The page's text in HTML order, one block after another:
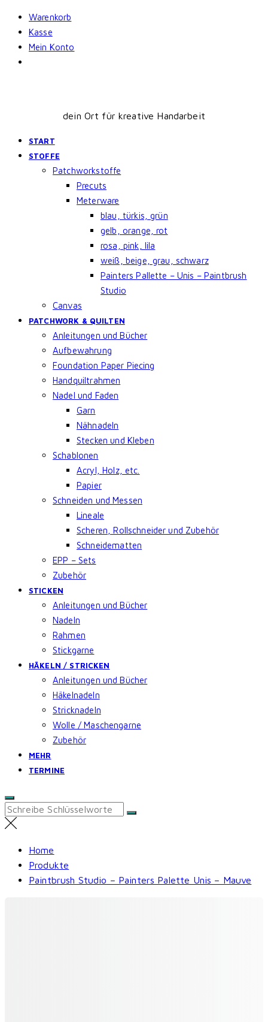
Skip
content
Warenkorb
Kasse
Mein Konto
dein Ort für kreative Handarbeit
START
STOFFE
Patchworkstoffe
Precuts
Meterware
blau, türkis, grün
gelb, orange, rot
rosa, pink, lila
weiß, beige, grau, schwarz
Painters Pallette – Unis – Paintbrush
Studio
Canvas
PATCHWORK & QUILTEN
Anleitungen und Bücher
Aufbewahrung
Foundation Paper Piecing
Handquiltrahmen
Nadel und Faden
Garn
Nähnadeln
Stecken und Kleben
Schablonen
Acryl, Holz, etc.
Papier
Schneiden und Messen
Lineale
Scheren, Rollschneider und Zubehör
Schneidematten
EPP – Sets
Zubehör
STICKEN
Anleitungen und Bücher
Nadeln
Rahmen
Stickgarne
HÄKELN / STRICKEN
Anleitungen und Bücher
Häkelnadeln
Stricknadeln
Wolle / Maschengarne
Zubehör
MEHR
TERMINE
Search
for:
Home
Produkte
Paintbrush Studio – Painters Palette Unis – Mauve